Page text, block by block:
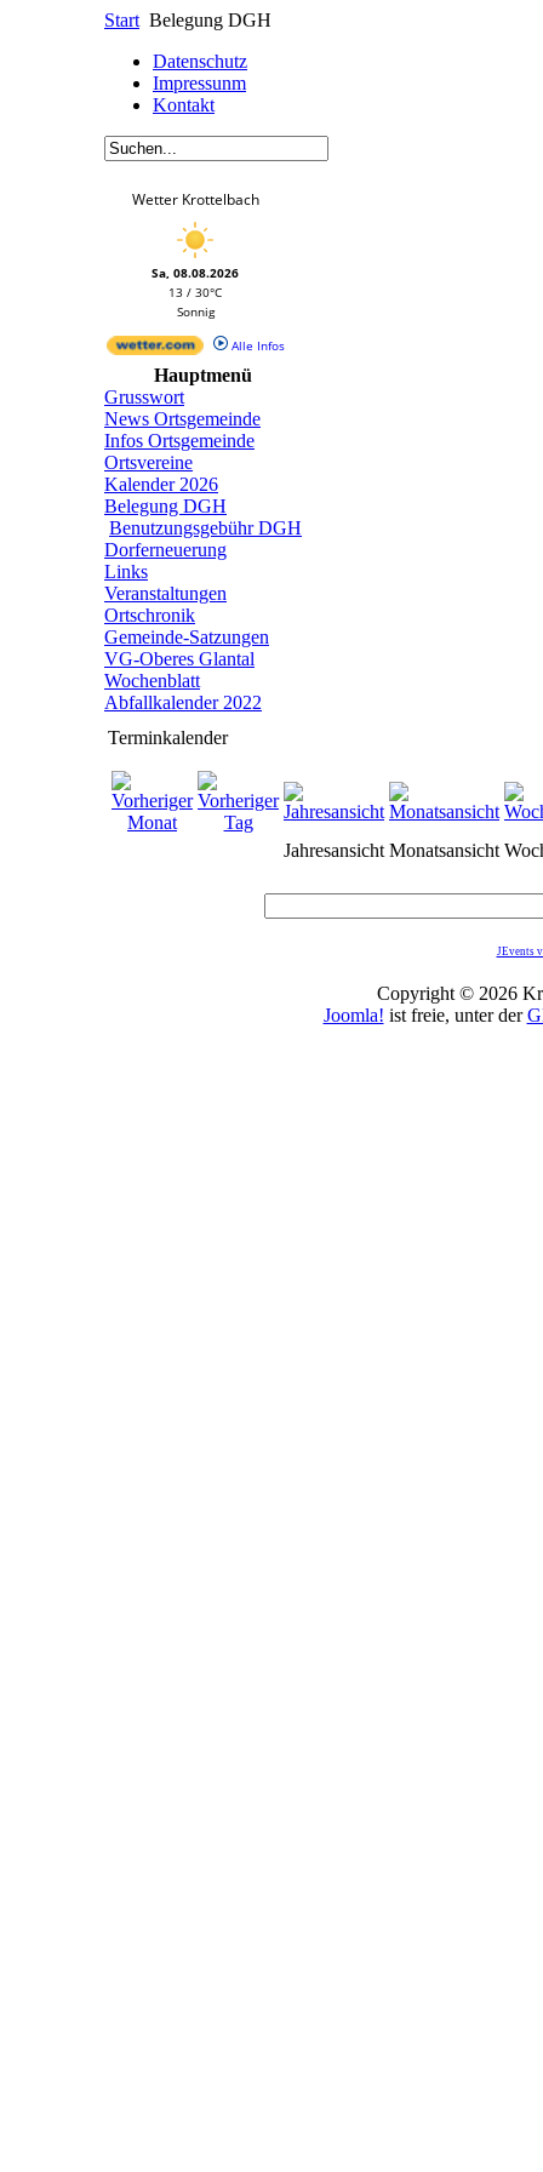
Start Belegung DGH
Datenschutz
Impressunm
Kontakt
Wetter Krottelbach
Sa, 08.08.2026
13 / 30°C
Sonnig
Alle Infos
Hauptmenü
Grusswort
News Ortsgemeinde
Infos Ortsgemeinde
Ortsvereine
Kalender 2026
Belegung DGH
Benutzungsgebühr DGH
Dorferneuerung
Links
Veranstaltungen
Ortschronik
Gemeinde-Satzungen
VG-Oberes Glantal
Wochenblatt
Abfallkalender 2022
Terminkalender
Jahresansicht Monatsansicht
JEvents
Copyright © 2026
Joomla! ist freie, unter der